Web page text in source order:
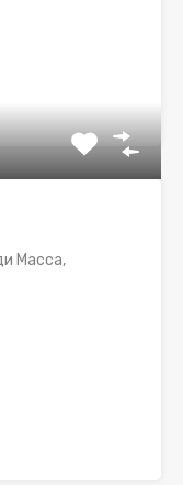
Масса,